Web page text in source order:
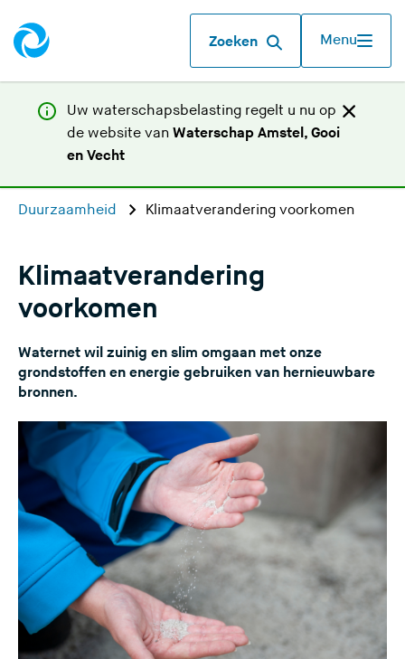
Zoeken Menu
Uw waterschapsbelasting regelt u nu op
de website van Waterschap Amstel, Gooi
en Vecht(
v
l
a
d
e
e
s
i
t
e
)
Duurzaamheid Klimaatverandering voorkomen
Klimaatverandering
voorkomen
Waternet wil zuinig en slim omgaan met onze
grondstoffen en energie gebruiken van hernieuwbare
bronnen.